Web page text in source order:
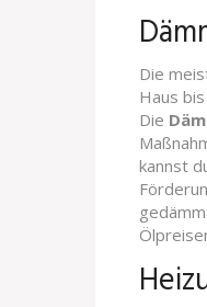
Die
Haus
Die
kannst